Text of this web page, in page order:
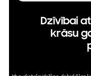
Dzīvībai
krāsu